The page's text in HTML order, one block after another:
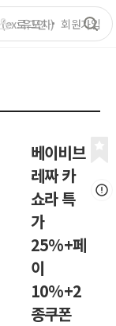
로그인 회원가입
베이비브
레짜 카
쇼라 특
가
25%+페
이
10%+2
종쿠폰